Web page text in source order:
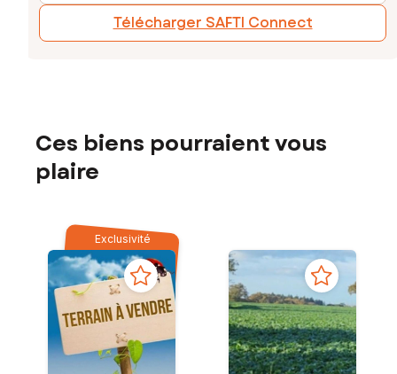
Télécharger SAFTI Connect
Ces biens pourraient vous
plaire
Exclusivité